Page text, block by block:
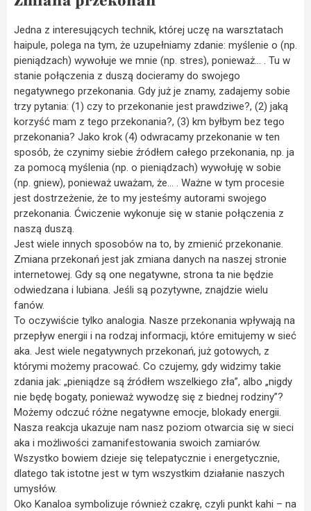
Jedna z interesujących technik, której uczę na warsztatach
haipule, polega na tym, że uzupełniamy zdanie: myślenie o (np.
pieniądzach) wywołuje we mnie (np. stres), ponieważ… . Tu w
stanie połączenia z duszą docieramy do swojego
negatywnego przekonania. Gdy już je znamy, zadajemy sobie
trzy pytania: (1) czy to przekonanie jest prawdziwe?, (2) jaką
korzyść mam z tego przekonania?, (3) km byłbym bez tego
przekonania? Jako krok (4) odwracamy przekonanie w ten
sposób, że czynimy siebie źródłem całego przekonania, np. ja
za pomocą myślenia (np. o pieniądzach) wywołuję w sobie
(np. gniew), ponieważ uważam, że… . Ważne w tym procesie
jest dostrzeżenie, że to my jesteśmy autorami swojego
przekonania. Ćwiczenie wykonuje się w stanie połączenia z
naszą duszą.
Jest wiele innych sposobów na to, by zmienić przekonanie.
Zmiana przekonań jest jak zmiana danych na naszej stronie
internetowej. Gdy są one negatywne, strona ta nie będzie
odwiedzana i lubiana. Jeśli są pozytywne, znajdzie wielu
fanów.
To oczywiście tylko analogia. Nasze przekonania wpływają na
przepływ energii i na rodzaj informacji, które emitujemy w sieć
aka. Jest wiele negatywnych przekonań, już gotowych, z
którymi możemy pracować. Co czujemy, gdy widzimy takie
zdania jak: „pieniądze są źródłem wszelkiego zła”, albo „nigdy
nie będę bogaty, ponieważ wywodzę się z biednej rodziny”?
Możemy odczuć różne negatywne emocje, blokady energii.
Nasza reakcja ukazuje nam nasz poziom otwarcia się w sieci
aka i możliwości zamanifestowania swoich zamiarów.
Wszystko bowiem dzieje się telepatycznie i energetycznie,
dlatego tak istotne jest w tym wszystkim działanie naszych
umysłów.
Oko Kanaloa symbolizuje również czakrę, czyli punkt kahi – na